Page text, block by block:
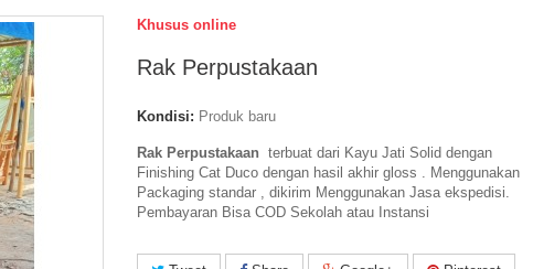
Khusus online
Rak Perpustakaan
Kondisi: Produk baru
Rak Perpustakaan terbuat dari Kayu Jati Solid dengan
Finishing Cat Duco dengan hasil akhir gloss . Menggunakan
Packaging standar , dikirim Menggunakan Jasa ekspedisi.
Pembayaran Bisa COD Sekolah atau Instansi